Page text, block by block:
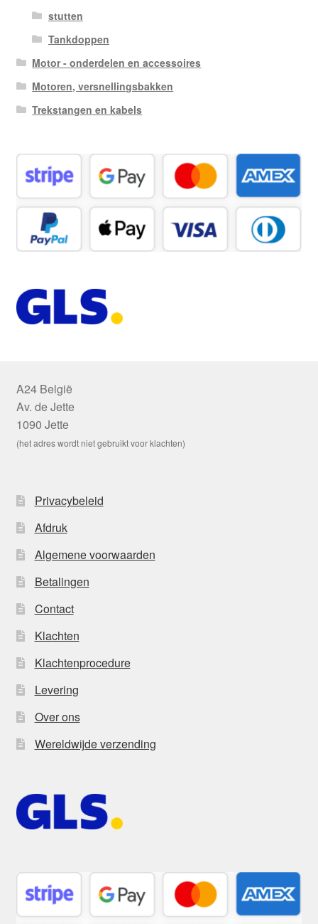
stutten
Tankdoppen
Motor - onderdelen en accessoires
Motoren, versnellingsbakken
Trekstangen en kabels
A24 België
Av. de Jette
1090 Jette
(het adres wordt niet gebruikt voor klachten)
Privacybeleid
Afdruk
Algemene voorwaarden
Betalingen
Contact
Klachten
Klachtenprocedure
Levering
Over ons
Wereldwijde verzending